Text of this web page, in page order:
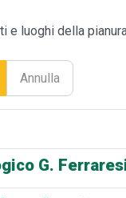
e luoghi della
Annulla
G.